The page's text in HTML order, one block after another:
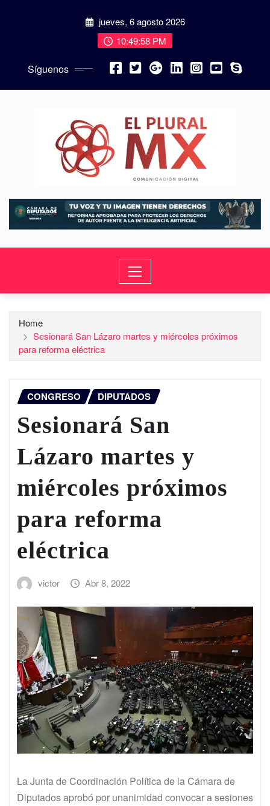
jueves, 6 agosto 2026
10:50:00 PM
Síguenos
Home
Sesionará San Lázaro martes y miércoles próximos
para reforma eléctrica
CONGRESO DIPUTADOS
Sesionará San
Lázaro martes y
miércoles próximos
para reforma
eléctrica
victor Abr 8, 2022
La Junta de Coordinación Política de la Cámara de
Diputados aprobó por unanimidad convocar a sesiones